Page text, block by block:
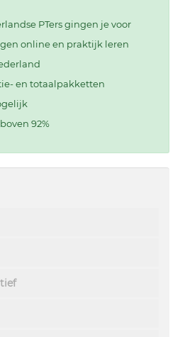
PTers gingen je voor
online en praktijk leren
en totaalpakketten
92%